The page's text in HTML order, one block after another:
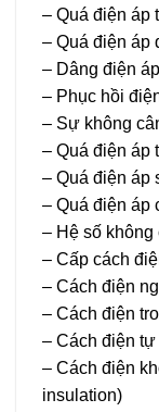
– Quá điện áp
– Quá điện áp
– Dâng điện
– Phục hồi
– Sự không
– Quá điện áp
– Quá điện áp
– Quá điện áp
– Hệ số không
– Cấp cách
– Cách điện
– Cách điện
– Cách điện
– Cách điện
insulation)